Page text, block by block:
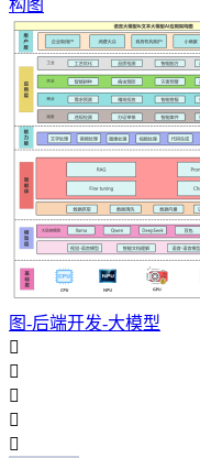
构图
图-后端开发-大模型




